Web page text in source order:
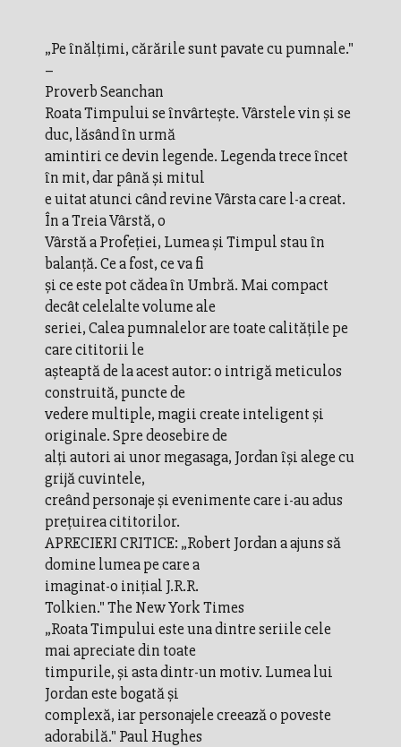
„Pe înălţimi, cărările sunt pavate cu pumnale."
–
Proverb Seanchan
Roata Timpului se învârteşte. Vârstele vin şi se
duc, lăsând în urmă
amintiri ce devin legende. Legenda trece încet
în mit, dar până şi mitul
e uitat atunci când revine Vârsta care l-a creat.
În a Treia Vârstă, o
Vârstă a Profeţiei, Lumea şi Timpul stau în
balanţă. Ce a fost, ce va fi
şi ce este pot cădea în Umbră. Mai compact
decât celelalte volume ale
seriei, Calea pumnalelor are toate calitățile pe
care cititorii le
aşteaptă de la acest autor: o intrigă meticulos
construită, puncte de
vedere multiple, magii create inteligent şi
originale. Spre deosebire de
alţi autori ai unor megasaga, Jordan îşi alege cu
grijă cuvintele,
creând personaje şi evenimente care i-au adus
preţuirea cititorilor.
APRECIERI CRITICE: „Robert Jordan a ajuns să
domine lumea pe care a
imaginat-o iniţial J.R.R.
Tolkien." The New York Times
„Roata Timpului este una dintre seriile cele
mai apreciate din toate
timpurile, şi asta dintr-un motiv. Lumea lui
Jordan este bogată şi
complexă, iar personajele creează o poveste
adorabilă." Paul Hughes